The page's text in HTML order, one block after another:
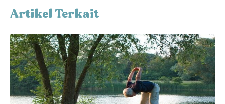
Artikel Terkait